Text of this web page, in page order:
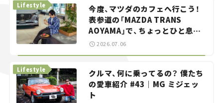
今度、マツダのカフェへ行こう！
表参道の「MAZDA TRANS
AOYAMA」で、ちょっとひと息。
——連載｜CCGとクルマでどうす
Lifestyle
2026.07.06
クルマ、何に乗ってるの？ 僕たち
の愛車紹介 #43｜MG ミジェッ
ト
Lifestyle